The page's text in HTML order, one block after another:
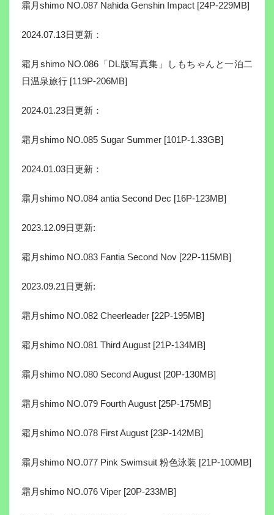
霜月shimo NO.087 Nahida Genshin Impact [24P-229MB]
2024.07.13日更新：
霜月shimo NO.086「DL版写真集」しもちゃんと一泊二
日温泉旅行 [119P-206MB]
2024.01.23日更新：
霜月shimo NO.085 Sugar Summer [101P-1.33GB]
2024.01.03日更新：
霜月shimo NO.084 antia Second Dec [16P-123MB]
2023.12.09日更新:
霜月shimo NO.083 Fantia Second Nov [22P-115MB]
2023.09.21日更新:
霜月shimo NO.082 Cheerleader [22P-195MB]
霜月shimo NO.081 Third August [21P-134MB]
霜月shimo NO.080 Second August [20P-130MB]
霜月shimo NO.079 Fourth August [25P-175MB]
霜月shimo NO.078 First August [23P-142MB]
霜月shimo NO.077 Pink Swimsuit 粉色泳装 [21P-100MB]
霜月shimo NO.076 Viper [20P-233MB]